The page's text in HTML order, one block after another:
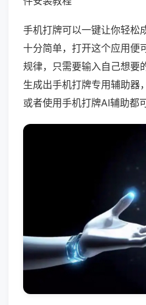
手机打牌可以一键让你轻松
十分简单，打开这个应用便
规律，只需要输入自己想要
生成出手机打牌专用辅助器
或者使用手机打牌AI辅助都